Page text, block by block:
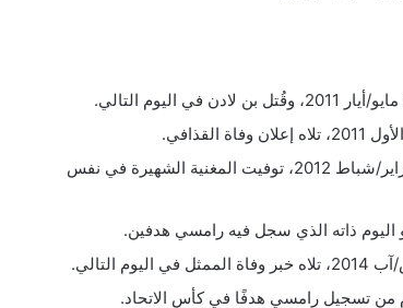
: بعد تسجيله هدفًا ضد سندرلاند في 11 فبراير/شباط 2012، توفيت المغنية الشهيرة في نفس